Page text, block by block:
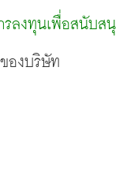
รลงทุนเพื่อสนับสนุ
ของบริษัท